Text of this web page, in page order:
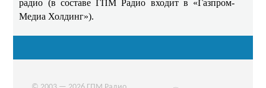
радио (в составе ГПМ Радио входит в «Газпром-
Медиа Холдинг»).